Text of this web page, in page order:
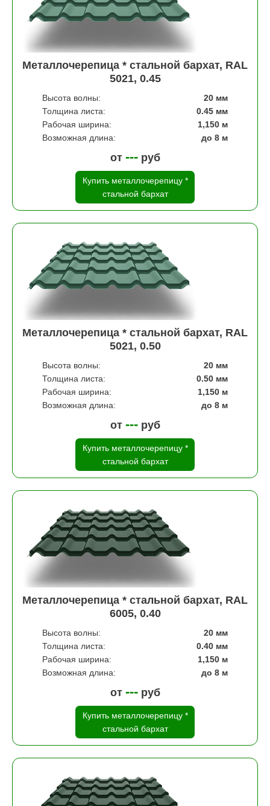
Металлочерепица * стальной бархат, RAL
5021, 0.45
Высота волны:
20 мм
Толщина листа:
0.45 мм
Рабочая ширина:
1,150 м
Возможная длина:
до 8 м
от ---руб
Купить металлочерепицу *
стальной бархат
Металлочерепица * стальной бархат, RAL
5021, 0.50
Высота волны:
20 мм
Толщина листа:
0.50 мм
Рабочая ширина:
1,150 м
Возможная длина:
до 8 м
от ---руб
Купить металлочерепицу *
стальной бархат
Металлочерепица * стальной бархат, RAL
6005, 0.40
Высота волны:
20 мм
Толщина листа:
0.40 мм
Рабочая ширина:
1,150 м
Возможная длина:
до 8 м
от ---руб
Купить металлочерепицу *
стальной бархат